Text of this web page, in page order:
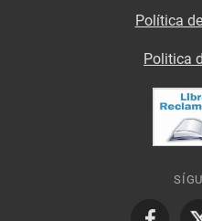
Política
Politica